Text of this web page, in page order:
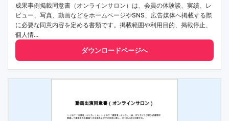
成果事例掲載同意書（オンラインサロン）は、会員の体験談、実績、レ
ビュー、写真、動画などをホームページやSNS、広告媒体へ掲載する際
に必要な同意内容を定める書類です。掲載範囲や利用目的、掲載停止、
個人情...
ダウンロードページへ